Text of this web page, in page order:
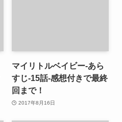
マイリトルベイビー-あら
すじ-15話-感想付きで最終
回まで！
2017年8月16日